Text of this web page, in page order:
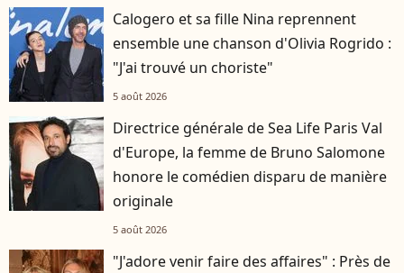
Calogero et sa fille Nina reprennent
ensemble une chanson d'Olivia Rogrido :
"J'ai trouvé un choriste"
5 août 2026
Directrice générale de Sea Life Paris Val
d'Europe, la femme de Bruno Salomone
honore le comédien disparu de manière
originale
5 août 2026
"J'adore venir faire des affaires" : Près de